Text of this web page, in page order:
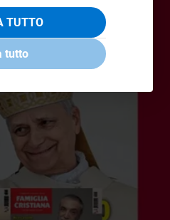
TUTTO
tutto